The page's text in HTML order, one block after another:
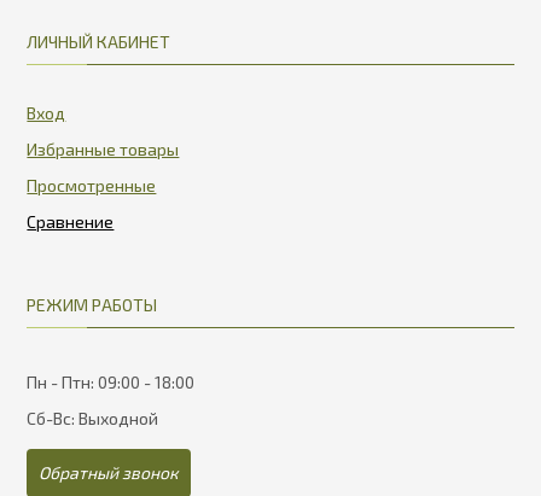
ЛИЧНЫЙ КАБИНЕТ
Вход
Избранные товары
Просмотренные
РЕЖИМ РАБОТЫ
Пн - Птн: 09:00 - 18:00
Сб-Вс: Выходной
Обратный звонок